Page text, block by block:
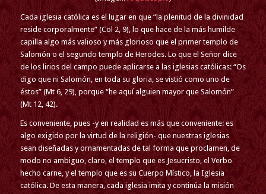
Cada iglesia católica es el lugar en que “la plenitud de la divinidad
reside corporalmente” (Col 2, 9), lo que hace de la más humilde
capilla algo más valioso y más glorioso que el primer templo de
Salomón o el segundo templo de Herodes. Lo que el Señor dice
de los lirios del campo puede aplicarse a las iglesias católicas: “Os
digo que ni Salomón, en toda su gloria, se vistió como uno de
éstos” (Mt 6, 29), porque “he aquí alguien mayor que Salomón”
(Mt 12, 42).
Es conveniente, pues -y en realidad es más que conveniente: es
algo exigido por la virtud de la religión- que nuestras iglesias
sean diseñadas y ornamentadas de tal forma que proclamen, de
modo no ambiguo, claro, el templo que es Jesucristo, el Verbo
hecho carne, y el templo que es su Cuerpo Místico, la Iglesia
católica. De esta manera, cada iglesia imita y continúa la misión